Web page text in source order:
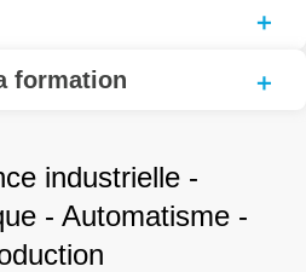
formation
industrielle -
- Automatisme -